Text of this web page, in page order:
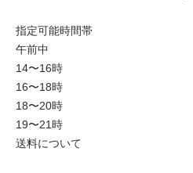
指定可能時間帯
午前中
14〜16時
16〜18時
18〜20時
19〜21時
送料について